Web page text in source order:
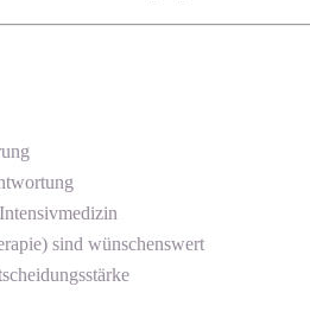
sind wünschenswert